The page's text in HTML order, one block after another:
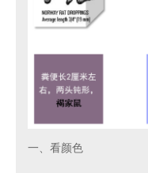
一、看颜色